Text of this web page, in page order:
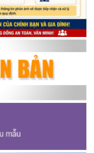
về quy định thủ tục
pháp về dân sự và
thi hành
thủ tục đất đai
Cà phê Vối” năm